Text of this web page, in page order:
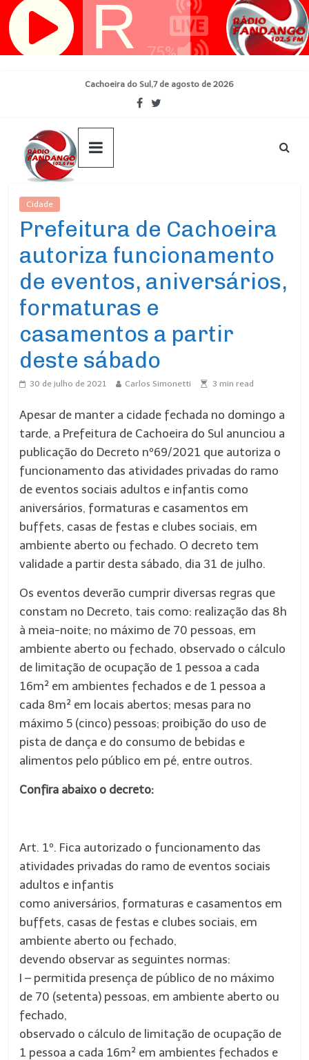
Pular
para
Cachoeira do Sul,7 de agosto de 2026
Cidade
Prefeitura de Cachoeira
autoriza funcionamento
de eventos, aniversários,
formaturas e
casamentos a partir
deste sábado
30 de julho de 2021 Carlos Simonetti 3 min read
Apesar de manter a cidade fechada no domingo a
tarde, a Prefeitura de Cachoeira do Sul anunciou a
publicação do Decreto nº69/2021 que autoriza o
funcionamento das atividades privadas do ramo
de eventos sociais adultos e infantis como
aniversários, formaturas e casamentos em
buffets, casas de festas e clubes sociais, em
ambiente aberto ou fechado. O decreto tem
validade a partir desta sábado, dia 31 de julho.
Os eventos deverão cumprir diversas regras que
constam no Decreto, tais como: realização das 8h
à meia-noite; no máximo de 70 pessoas, em
ambiente aberto ou fechado, observado o cálculo
de limitação de ocupação de 1 pessoa a cada
16m² em ambientes fechados e de 1 pessoa a
cada 8m² em locais abertos; mesas para no
máximo 5 (cinco) pessoas; proibição do uso de
pista de dança e do consumo de bebidas e
alimentos pelo público em pé, entre outros.
Confira abaixo o decreto:
Art. 1º. Fica autorizado o funcionamento das
atividades privadas do ramo de eventos sociais
adultos e infantis
como aniversários, formaturas e casamentos em
buffets, casas de festas e clubes sociais, em
ambiente aberto ou fechado,
devendo observar as seguintes normas:
I – permitida presença de público de no máximo
de 70 (setenta) pessoas, em ambiente aberto ou
fechado,
observado o cálculo de limitação de ocupação de
1 pessoa a cada 16m² em ambientes fechados e